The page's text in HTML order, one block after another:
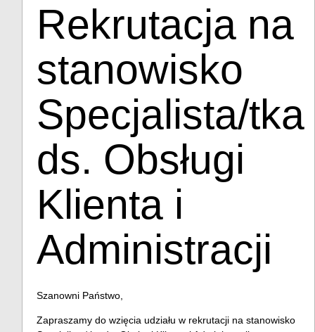
Rekrutacja na
stanowisko
Specjalista/tka
ds. Obsługi
Klienta i
Administracji
Szanowni Państwo,
Zapraszamy do wzięcia udziału w rekrutacji na stanowisko